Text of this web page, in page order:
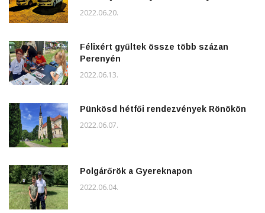
2022.06.20.
Félixért gyűltek össze több százan
Perenyén
2022.06.13.
Pünkösd hétfői rendezvények Rönökön
2022.06.07.
Polgárőrök a Gyereknapon
2022.06.04.